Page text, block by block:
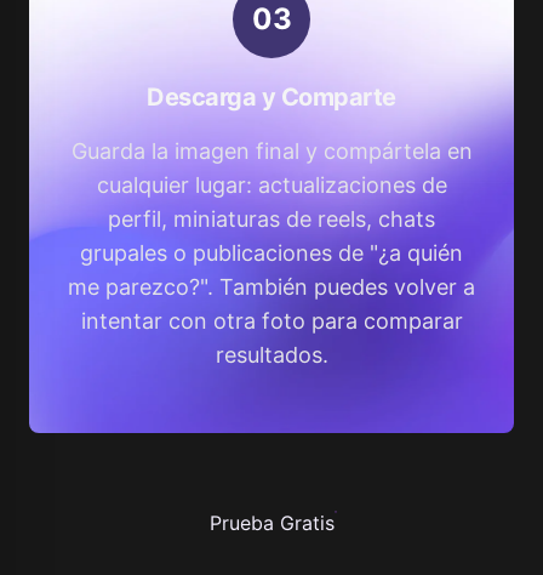
03
Descarga y Comparte
Guarda la imagen final y compártela en
cualquier lugar: actualizaciones de
perfil, miniaturas de reels, chats
grupales o publicaciones de "¿a quién
me parezco?". También puedes volver a
intentar con otra foto para comparar
resultados.
Prueba Gratis